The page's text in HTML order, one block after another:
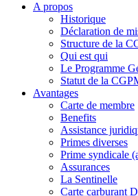
A propos
Historique
Déclaration de
Structure de la
Qui est qui
Le Programme
Statut de la
Avantages
Carte de membre
Benefits
Assistance
Primes diverses
Prime syndicale
Assurances
La Sentinelle
Carte carburant